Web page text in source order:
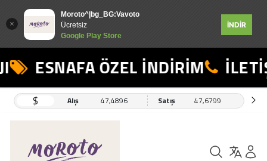
Moroto^|bg_BG:Vavoto
Ücretsiz
Google Play Store
İNDİR
ESNAFA ÖZEL İNDİRİM
$ Alış 47,4896 Satış 47,6799